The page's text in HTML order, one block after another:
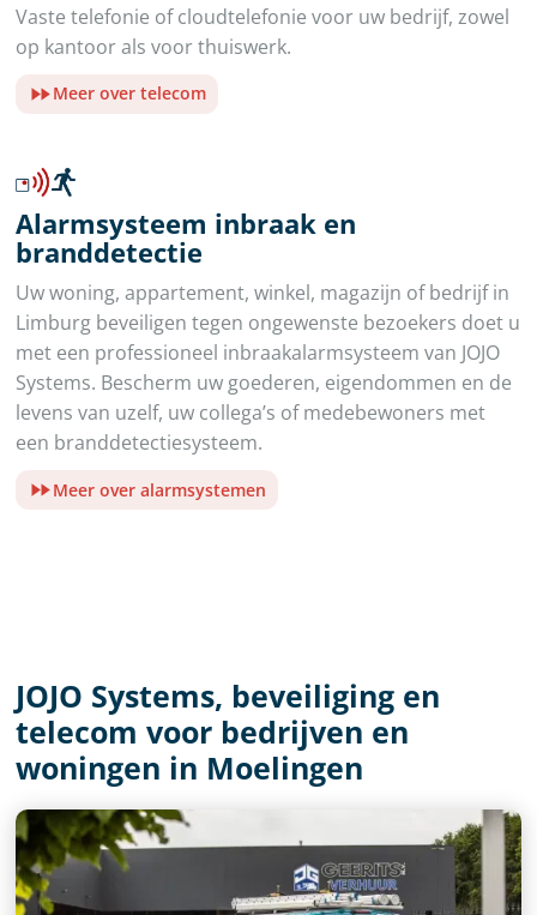
Vaste telefonie of cloudtelefonie voor uw bedrijf, zowel
op kantoor als voor thuiswerk.
Meer over telecom
Alarmsysteem inbraak en
branddetectie
Uw woning, appartement, winkel, magazijn of bedrijf in
Limburg beveiligen tegen ongewenste bezoekers doet u
met een professioneel inbraakalarmsysteem van JOJO
Systems. Bescherm uw goederen, eigendommen en de
levens van uzelf, uw collega’s of medebewoners met
een branddetectiesysteem.
Meer over alarmsystemen
JOJO Systems, beveiliging en
telecom voor bedrijven en
woningen in Moelingen